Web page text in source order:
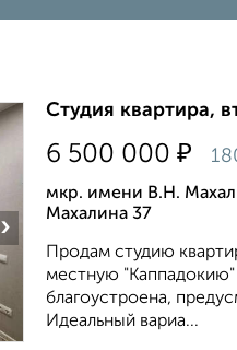
›
Студия квартира,
6 500 000 ₽
мкр. имени В.Н.
Махалина 37
Продам студию
местную
благоустроена,
Идеальный вариа...